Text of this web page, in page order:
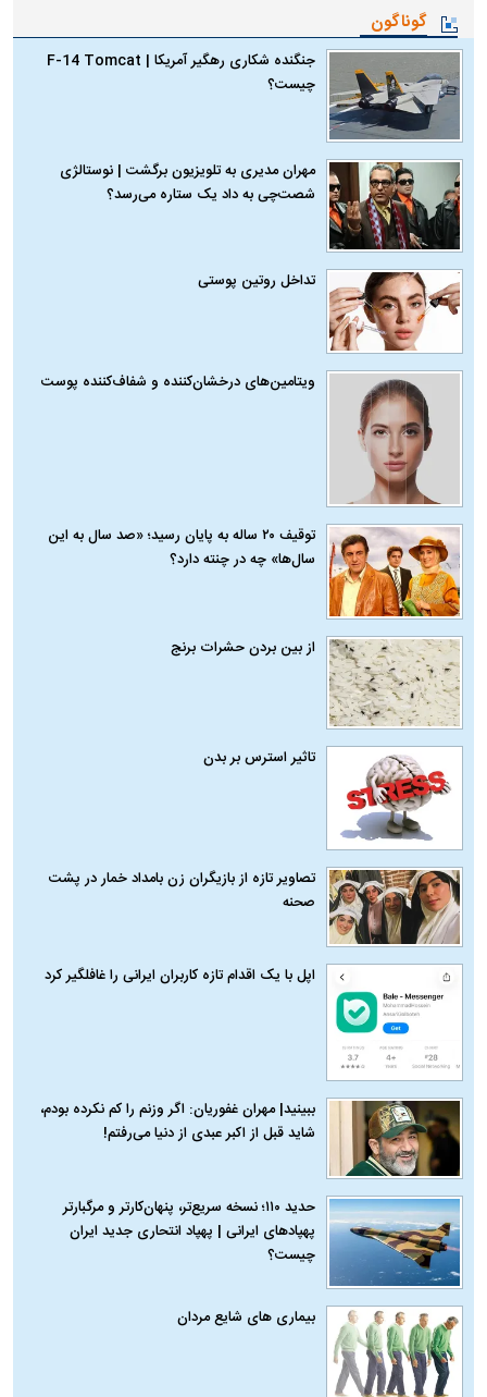
گوناگون
جنگنده شکاری رهگیر آمریکا | F-14 Tomcat
چیست؟
مهران مدیری به تلویزیون برگشت | نوستالژی
شصت‌چی به داد یک ستاره می‌رسد؟
تداخل روتین پوستی
ویتامین‌های درخشان‌کننده و شفاف‌کننده پوست
توقیف ۲۰ ساله به پایان رسید؛ «صد سال به این
سال‌ها» چه در چنته دارد؟
از بین بردن حشرات برنج
تاثیر استرس بر بدن
تصاویر تازه از بازیگران زن بامداد خمار در پشت
صحنه
اپل با یک اقدام تازه کاربران ایرانی را غافلگیر کرد
ببینید| مهران غفوریان: اگر وزنم را کم نکرده بودم،
شاید قبل از اکبر عبدی از دنیا می‌رفتم!
حدید ۱۱۰؛ نسخه سریع‌تر، پنهان‌کارتر و مرگبارتر
پهپادهای ایرانی | پهپاد انتحاری جدید ایران
چیست؟
بیماری‌ های شایع مردان